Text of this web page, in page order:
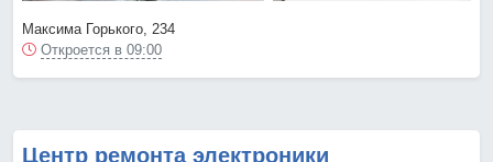
Максима Горького, 234
Откроется в 09:00
Центр ремонта электроники